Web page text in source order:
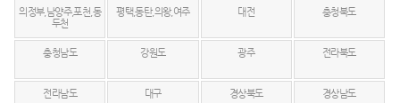
의정부,남양주,포천,동
두천
평택,동탄,의왕,여주 대전 충청북도
충청남도 강원도 광주 전라북도
전라남도 대구 경상북도 경상남도